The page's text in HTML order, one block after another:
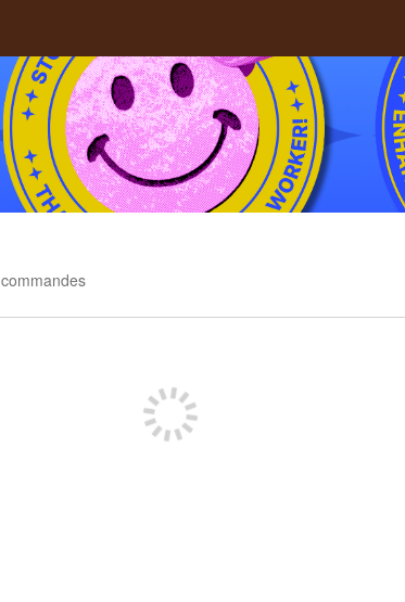
commandes